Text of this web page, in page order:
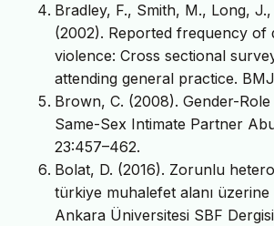
Bradley, F., Smith, M., Long, J.,
(2002). Reported frequency of
violence: Cross sectional
attending general practice.
Brown, C. (2008). Gender-
Same-Sex Intimate Partner
23:457–462.
Bolat, D. (2016). Zorunlu
türkiye muhalefet alanı üzerine
Ankara Üniversitesi SBF